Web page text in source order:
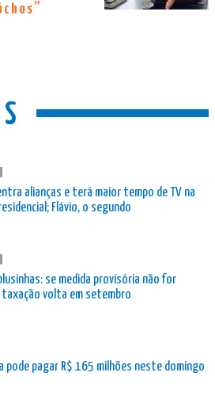
alianças e terá maior tempo de TV na
Flávio, o segundo
se medida provisória não for
taxação volta em setembro
pode pagar R$ 165 milhões neste domingo